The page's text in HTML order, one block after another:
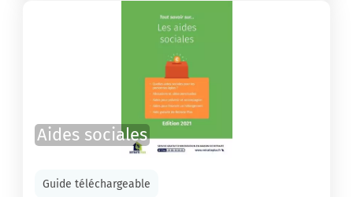
Aides sociales
Guide téléchargeable